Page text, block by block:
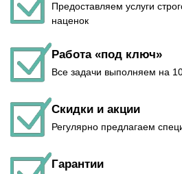
Предоставляем услуги
наценок
Работа «под ключ»
Все задачи выполняем на
Скидки и акции
Регулярно предлагаем
Гарантии